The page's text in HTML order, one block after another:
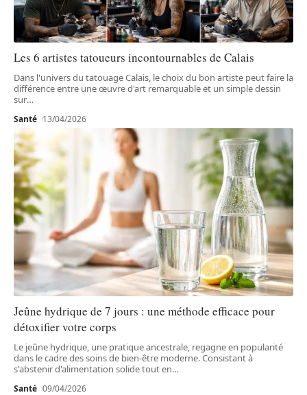
Les 6 artistes tatoueurs incontournables de Calais
Dans l'univers du tatouage Calais, le choix du bon artiste peut faire la
différence entre une œuvre d'art remarquable et un simple dessin
sur…
Santé 13/04/2026
Jeûne hydrique de 7 jours : une méthode efficace pour
détoxifier votre corps
Le jeûne hydrique, une pratique ancestrale, regagne en popularité
dans le cadre des soins de bien-être moderne. Consistant à
s'abstenir d'alimentation solide tout en…
Santé 09/04/2026